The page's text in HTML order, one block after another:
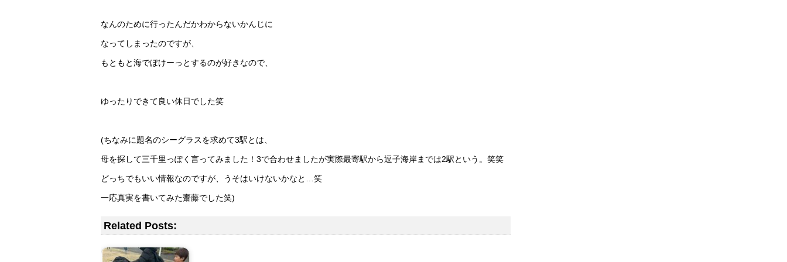
なんのために行ったんだかわからないかんじに
なってしまったのですが、
もともと海でぼけーっとするのが好きなので、
ゆったりできて良い休日でした笑
(ちなみに題名のシーグラスを求めて3駅とは、
母を探して三千里っぽく言ってみました！3で合わせましたが実際最寄駅から逗子海岸までは2駅という。笑笑
どっちでもいい情報なのですが、うそはいけないかなと…笑
一応真実を書いてみた齋藤でした笑)
Related Posts: